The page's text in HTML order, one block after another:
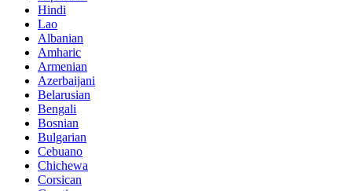
Hindi
Lao
Albanian
Amharic
Armenian
Azerbaijani
Belarusian
Bengali
Bosnian
Bulgarian
Cebuano
Chichewa
Corsican